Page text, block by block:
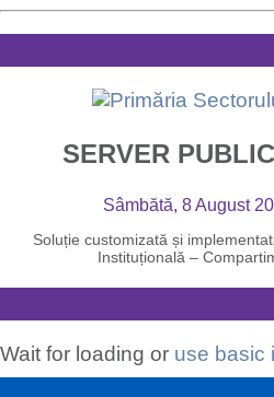
SERVER
Sâmbătă, 8 August
Soluție customizată și
Instituțională –
Wait for loading or use basic